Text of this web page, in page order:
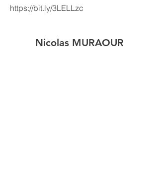
https://bit.ly/3LELLzc
Nicolas MURAOUR